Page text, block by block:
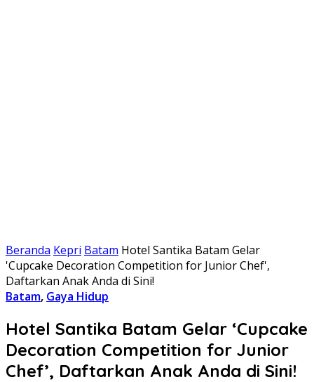
Beranda Kepri Batam Hotel Santika Batam Gelar
'Cupcake Decoration Competition for Junior Chef',
Daftarkan Anak Anda di Sini!
Batam, Gaya Hidup
Hotel Santika Batam Gelar ‘Cupcake
Decoration Competition for Junior
Chef’, Daftarkan Anak Anda di Sini!